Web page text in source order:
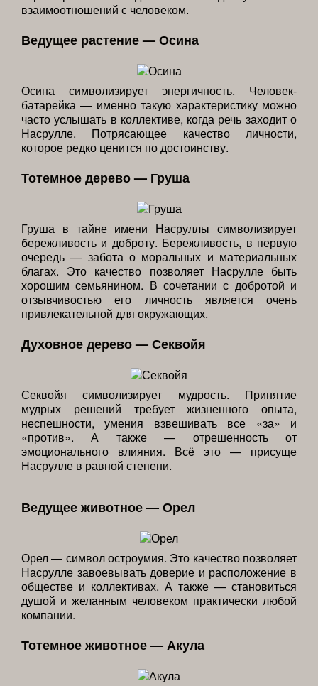
взаимоотношений с человеком.
Ведущее растение — Осина
Осина символизирует энергичность. Человек-
батарейка — именно такую характеристику можно
часто услышать в коллективе, когда речь заходит о
Насрулле. Потрясающее качество личности,
которое редко ценится по достоинству.
Тотемное дерево — Груша
Груша в тайне имени Насруллы символизирует
бережливость и доброту. Бережливость, в первую
очередь — забота о моральных и материальных
благах. Это качество позволяет Насрулле быть
хорошим семьянином. В сочетании с добротой и
отзывчивостью его личность является очень
привлекательной для окружающих.
Духовное дерево — Секвойя
Секвойя символизирует мудрость. Принятие
мудрых решений требует жизненного опыта,
неспешности, умения взвешивать все «за» и
«против». А также — отрешенность от
эмоционального влияния. Всё это — присуще
Насрулле в равной степени.
Ведущее животное — Орел
Орел — символ остроумия. Это качество позволяет
Насрулле завоевывать доверие и расположение в
обществе и коллективах. А также — становиться
душой и желанным человеком практически любой
компании.
Тотемное животное — Акула